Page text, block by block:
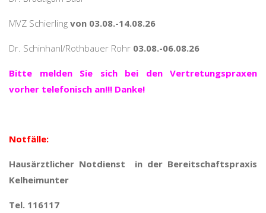
MVZ Schierling von 03.08.-14.08.26
Dr. Schinhanl/Rothbauer Rohr 03.08.-06.08.26
Bitte melden Sie sich bei den Vertretungspraxen
vorher telefonisch an!!! Danke!
Notfälle:
Hausärztlicher Notdienst in der Bereitschaftspraxis
Kelheimunter
Tel. 116117